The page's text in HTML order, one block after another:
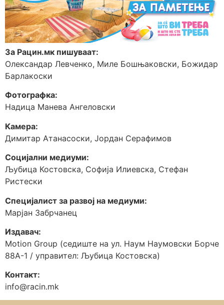
За Рацин.мк пишуваат:
Олександар Левченко, Миле Бошњаковски, Божидар
Барлакоски
Фотографка:
Надица Манева Ангеловски
Камера:
Димитар Атанасоски, Јордан Серафимов
Социјални медиуми:
Љубица Костовска, Софија Илиевска, Стефан
Ристески
Специјалист за развој на медиуми:
Марјан Забрчанец
Издавач:
Motion Group (седиште на ул. Наум Наумовски Борче
88А-1 / управител: Љубица Костовска)
Контакт:
info@racin.mk